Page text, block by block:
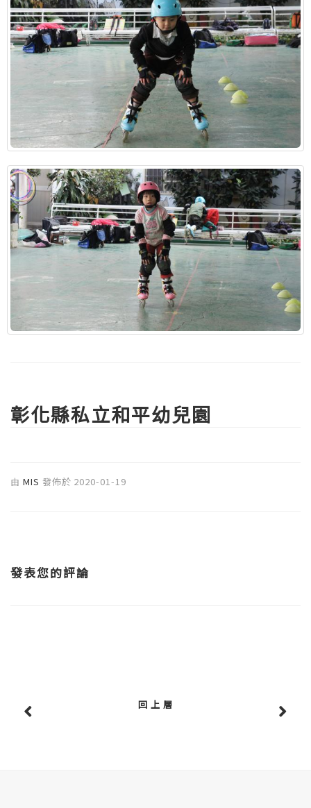
彰化縣私立和平幼兒園
由 MIS 發佈於 2020-01-19
發表您的評論
回 上 層